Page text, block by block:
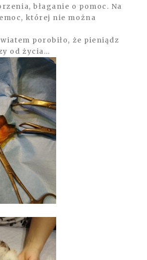
błaganie o pomoc. Na
której nie można
porobiło, że pieniądz
od życia…